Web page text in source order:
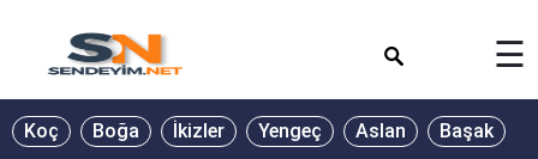
BİYOGRAFİ
GALERİ
☰
Koç Boğa İkizler Yengeç Aslan Başak